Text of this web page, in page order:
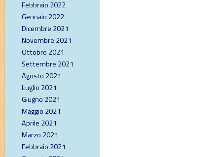
Febbraio 2022
Gennaio 2022
Dicembre 2021
Novembre 2021
Ottobre 2021
Settembre 2021
Agosto 2021
Luglio 2021
Giugno 2021
Maggio 2021
Aprile 2021
Marzo 2021
Febbraio 2021